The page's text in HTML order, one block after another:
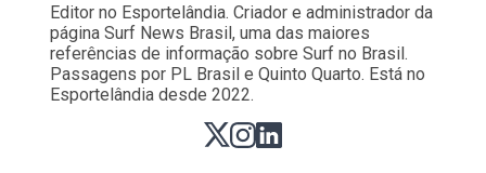
Editor no Esportelândia. Criador e administrador da
página Surf News Brasil, uma das maiores
referências de informação sobre Surf no Brasil.
Passagens por PL Brasil e Quinto Quarto. Está no
Esportelândia desde 2022.